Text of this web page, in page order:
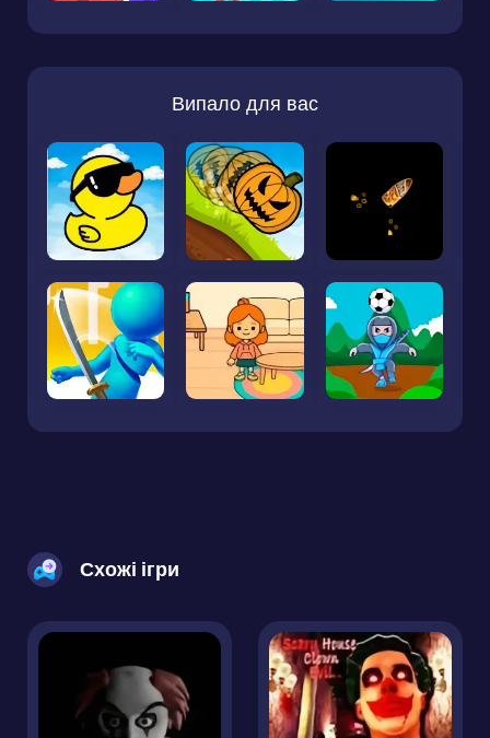
Випало для вас
Схожі ігри